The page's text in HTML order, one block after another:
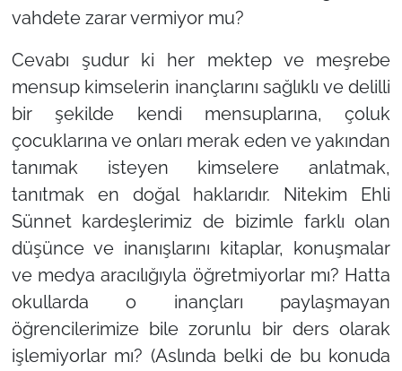
vahdete zarar vermiyor mu?
Cevabı şudur ki her mektep ve meşrebe
mensup kimselerin inançlarını sağlıklı ve delilli
bir şekilde kendi mensuplarına, çoluk
çocuklarına ve onları merak eden ve yakından
tanımak isteyen kimselere anlatmak,
tanıtmak en doğal haklarıdır. Nitekim Ehli
Sünnet kardeşlerimiz de bizimle farklı olan
düşünce ve inanışlarını kitaplar, konuşmalar
ve medya aracılığıyla öğretmiyorlar mı? Hatta
okullarda o inançları paylaşmayan
öğrencilerimize bile zorunlu bir ders olarak
işlemiyorlar mı? (Aslında belki de bu konuda